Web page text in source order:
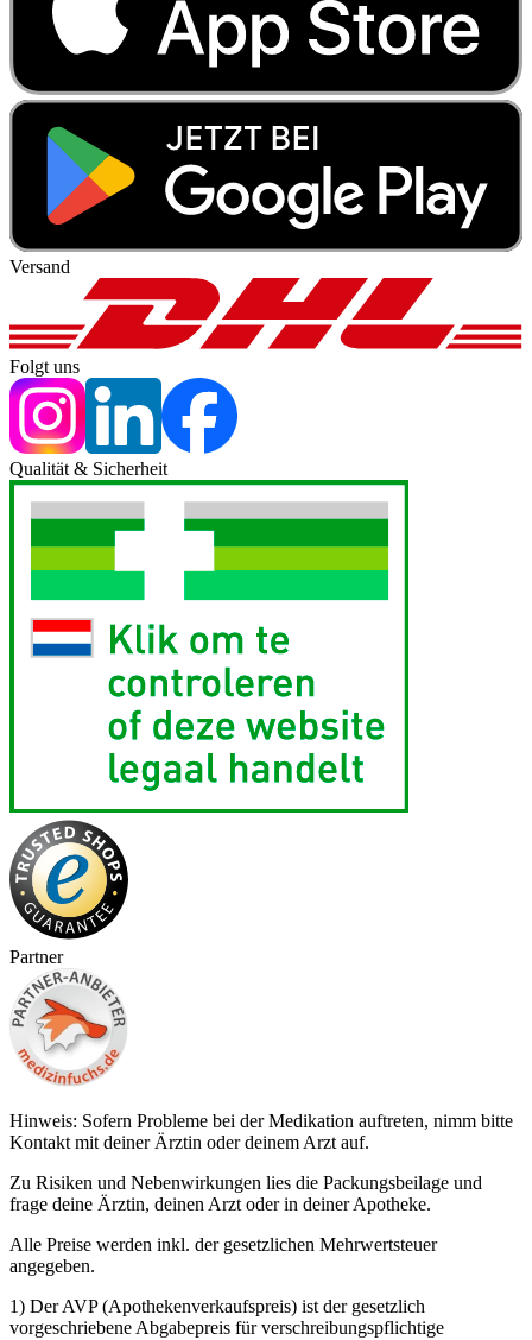
Versand
Folgt uns
Qualität & Sicherheit
Partner
Hinweis: Sofern Probleme bei der Medikation auftreten, nimm bitte
Kontakt mit deiner Ärztin oder deinem Arzt auf.
Zu Risiken und Nebenwirkungen lies die Packungsbeilage und
frage deine Ärztin, deinen Arzt oder in deiner Apotheke.
Alle Preise werden inkl. der gesetzlichen Mehrwertsteuer
angegeben.
1) Der AVP (Apothekenverkaufspreis) ist der gesetzlich
vorgeschriebene Abgabepreis für verschreibungspflichtige